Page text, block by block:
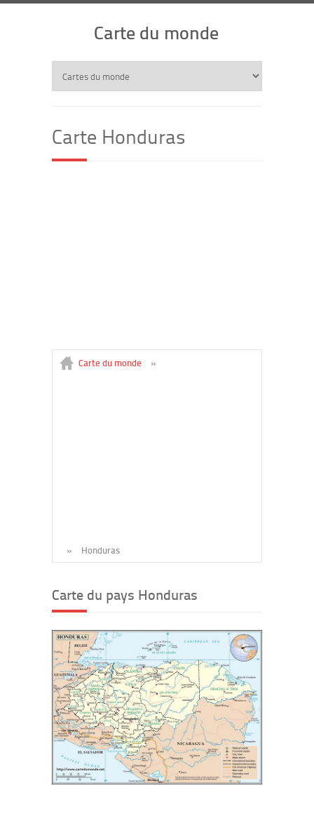
Carte du monde
Carte Honduras
Carte du monde »
» Honduras
Carte du pays Honduras